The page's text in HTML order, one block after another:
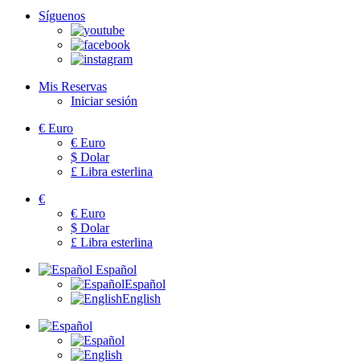
Síguenos
Mis Reservas
Iniciar sesión
€ Euro
€ Euro
$ Dolar
£ Libra esterlina
€
€ Euro
$ Dolar
£ Libra esterlina
Español
Español
English